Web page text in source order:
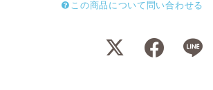
この商品について問い合わせる